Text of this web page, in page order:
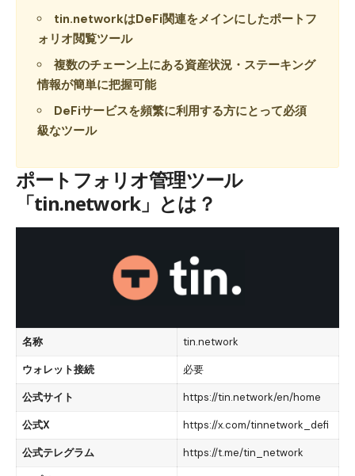
tin.networkはDeFi関連をメインにしたポートフ
ォリオ閲覧ツール
複数のチェーン上にある資産状況・ステーキング
情報が簡単に把握可能
DeFiサービスを頻繁に利用する方にとって必須
級なツール
ポートフォリオ管理ツール
「tin.network」とは？
名称 tin.network
ウォレット接続 必要
公式サイト https://tin.network/en/home
公式X https://x.com/tinnetwork_defi
公式テレグラム https://t.me/tin_network